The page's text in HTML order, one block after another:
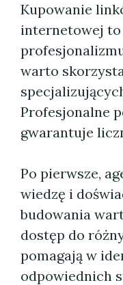
Kupowanie
internetowej to
warto
Profesjonalne
gwarantuje
Po pierwsze,
wiedzę i
budowania
dostęp do
pomagają w
odpowiednich